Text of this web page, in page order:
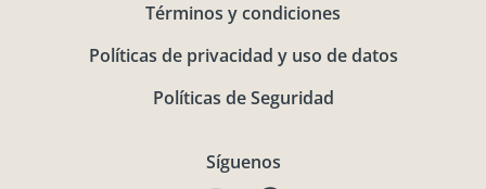
Términos y condiciones
Políticas de privacidad y uso de datos
Políticas de Seguridad
Síguenos